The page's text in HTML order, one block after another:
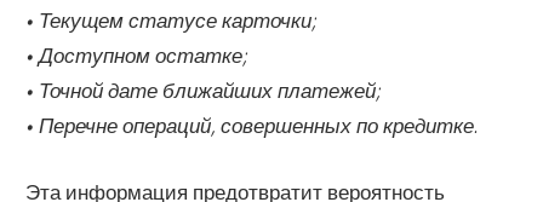
• Текущем статусе карточки;
• Доступном остатке;
• Точной дате ближайших платежей;
• Перечне операций, совершенных по кредитке.
Эта информация предотвратит вероятность